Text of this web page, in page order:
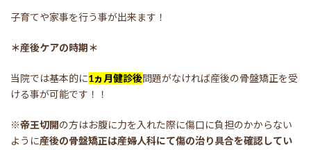
子育てや家事を行う事が出来ます！
＊産後ケアの時期＊
当院では基本的に1ヵ月健診後問題がなければ産後の骨盤矯正を受
ける事が可能です！！
※帝王切開の方はお腹に力を入れた際に傷口に負担のかからない
ように産後の骨盤矯正は産婦人科にて傷の治り具合を確認してい